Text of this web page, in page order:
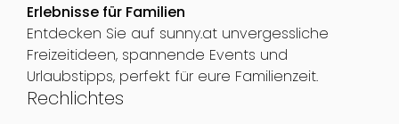
Erlebnisse für Familien
Entdecken Sie auf sunny.at unvergessliche
Freizeitideen, spannende Events und
Urlaubstipps, perfekt für eure Familienzeit.
Rechlichtes